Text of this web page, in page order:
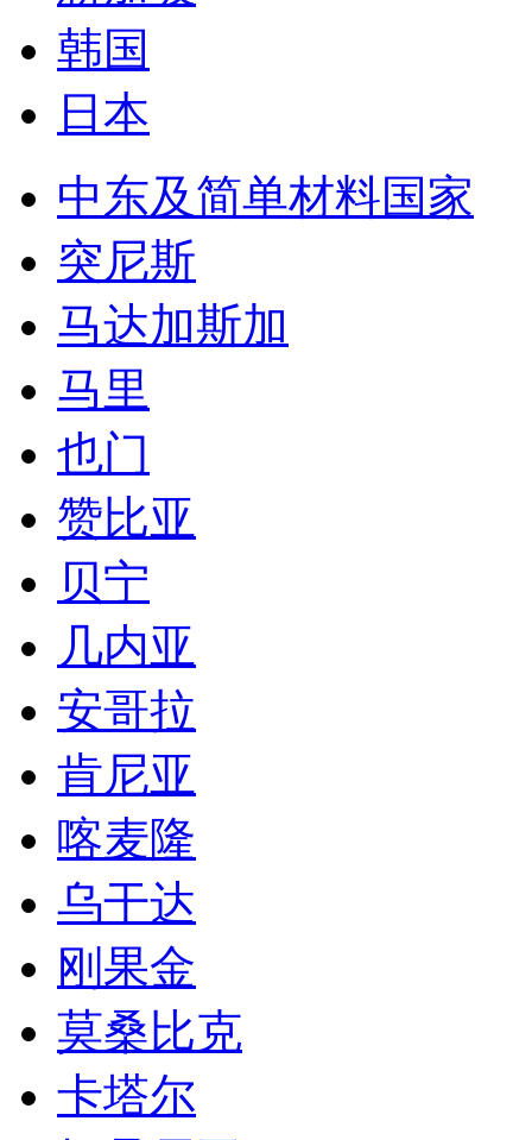
韩国
日本
中东及简单材料国家
突尼斯
马达加斯加
马里
也门
赞比亚
贝宁
几内亚
安哥拉
肯尼亚
喀麦隆
乌干达
刚果金
莫桑比克
卡塔尔